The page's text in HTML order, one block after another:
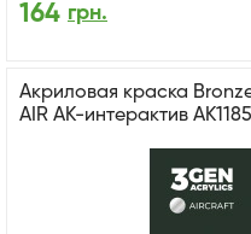
164 грн.
Акриловая краска
AIR АК-интерактив